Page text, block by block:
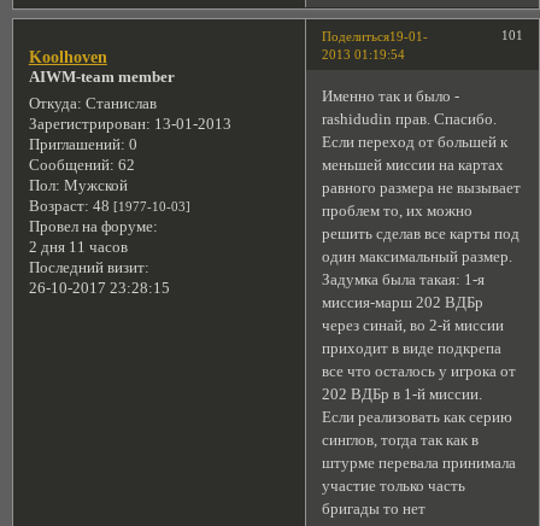
Поделиться 101
19-01-
2013 01:19:54
Koolhoven
AIWM-team member
Откуда: Станислав
Зарегистрирован: 13-01-2013
Приглашений: 0
Сообщений: 62
Пол: Мужской
Возраст: 48 [1977-10-03]
Провел на форуме:
2 дня 11 часов
Последний визит:
26-10-2017 23:28:15
Именно так и было -
rashidudin прав. Спасибо.
Если переход от большей к
меньшей миссии на картах
равного размера не вызывает
проблем то, их можно
решить сделав все карты под
один максимальный размер.
Задумка была такая: 1-я
миссия-марш 202 ВДБр
через синай, во 2-й миссии
приходит в виде подкрепа
все что осталось у игрока от
202 ВДБр в 1-й миссии.
Если реализовать как серию
синглов, тогда так как в
штурме перевала принимала
участие только часть
бригады то нет